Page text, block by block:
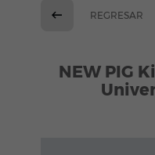
REGRESAR
NEW PIG